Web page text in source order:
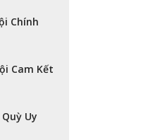
Chính
Cam Kết
Uy